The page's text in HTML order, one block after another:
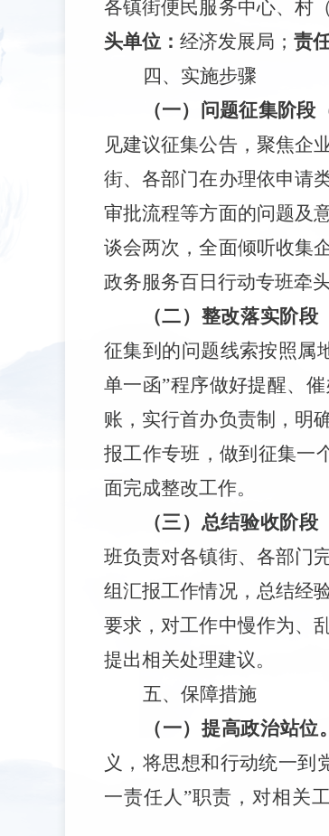
各镇街便民服务中心、村
头单位： 经济发展局； 责
四、实施步骤
（一）问题征集阶段
见建议征集公告，聚焦企
街、各部门在办理依申请
审批流程等方面的问题及
谈会两次，全面倾听收集
政务服务百日行动专班牵
（二）整改落实阶段
征集到的问题线索按照属
单一函”程序做好提醒、
账，实行首办负责制，明
报工作专班，做到征集一
面完成整改工作。
（三）总结验收阶段
班负责对各镇街、各部门
组汇报工作情况，总结经
要求，对工作中慢作为、
提出相关处理建议。
五、保障措施
（一）提高政治站位。
义，将思想和行动统一到
一责任人”职责，对相关